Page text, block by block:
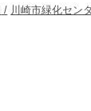
川崎市緑化セン